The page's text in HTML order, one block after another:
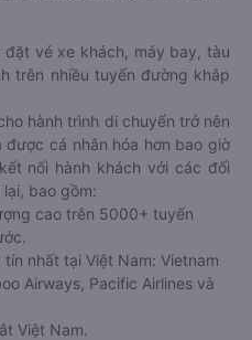
đặt vé xe khách, máy bay, tàu
trên nhiều tuyến đường khắp
hành trình di chuyển trở nên
cá nhân hóa hơn bao giờ
nối hành khách với các đối
bao gồm:
cao trên 5000+ tuyến
nhất tại Việt Nam: Vietnam
Airways, Pacific Airlines và
Việt Nam.